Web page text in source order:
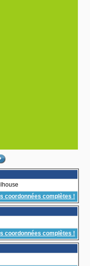
coordonnées complètes !
coordonnées complètes !